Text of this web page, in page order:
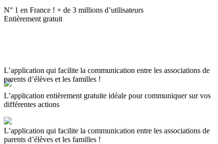
N° 1 en France ! + de 3 millions d’utilisateurs
Entièrement gratuit
L’application qui facilite la communication entre les associations de
parents d’élèves et les familles !
L’application entièrement gratuite idéale pour communiquer sur vos
différentes actions
L’application qui facilite la communication entre les associations de
parents d’élèves et les familles !